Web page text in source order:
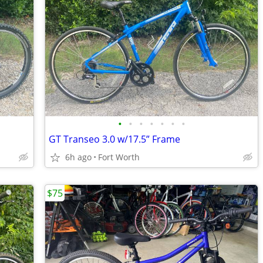
• • • • • • •
GT Transeo 3.0 w/17.5” Frame
6h ago Fort Worth
$75